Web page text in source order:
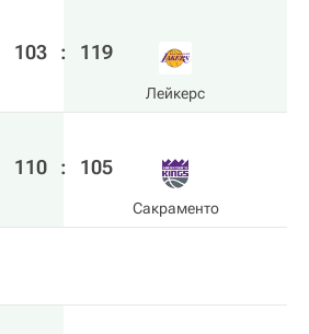
103 : 119
Лейкерс
110 : 105
Сакраменто